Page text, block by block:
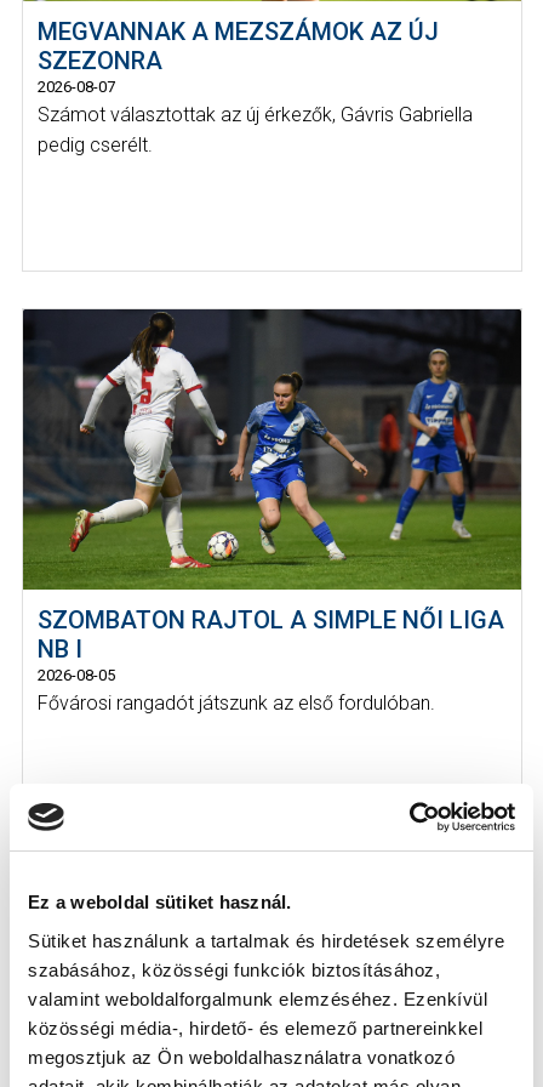
Ez a weboldal sütiket használ.
Sütiket használunk a tartalmak és hirdetések személyre
szabásához, közösségi funkciók biztosításához,
valamint weboldalforgalmunk elemzéséhez. Ezenkívül
közösségi média-, hirdető- és elemező partnereinkkel
megosztjuk az Ön weboldalhasználatra vonatkozó
MEGVANNAK A MEZSZÁMOK AZ ÚJ
SZEZONRA
2026-08-07
Számot választottak az új érkezők, Gávris Gabriella
pedig cserélt.
SZOMBATON RAJTOL A SIMPLE NŐI LIGA
NB I
2026-08-05
Fővárosi rangadót játszunk az első fordulóban.